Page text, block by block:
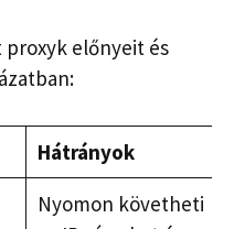
előnyeit és
Hátrányok
Nyomon követheti